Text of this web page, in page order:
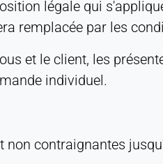
légale qui
remplacée par les
et le client, les
individuel.
non contraignantes